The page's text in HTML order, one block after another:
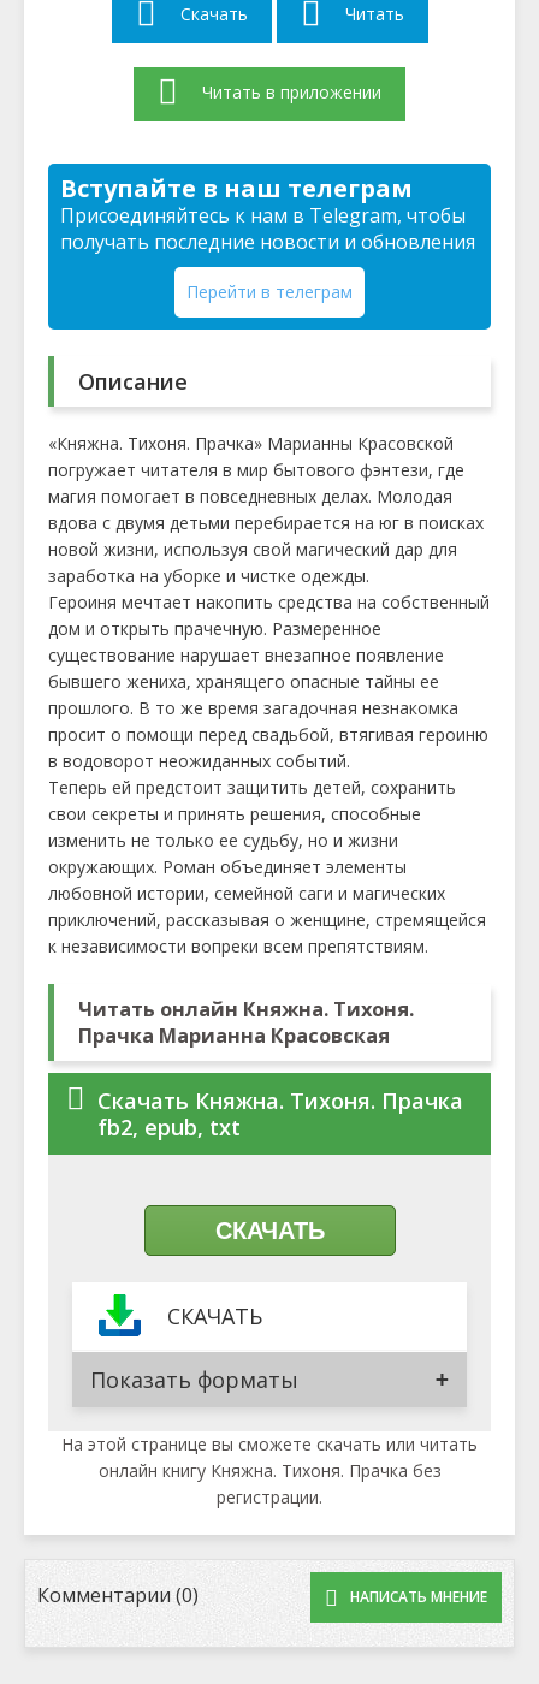
Скачать Читать
Читать в приложении
Вступайте в наш телеграм
Присоединяйтесь к нам в Telegram, чтобы
получать последние новости и обновления
Перейти в телеграм
Описание
«Княжна. Тихоня. Прачка» Марианны Красовской
погружает читателя в мир бытового фэнтези, где
магия помогает в повседневных делах. Молодая
вдова с двумя детьми перебирается на юг в поисках
новой жизни, используя свой магический дар для
заработка на уборке и чистке одежды.
Героиня мечтает накопить средства на собственный
дом и открыть прачечную. Размеренное
существование нарушает внезапное появление
бывшего жениха, хранящего опасные тайны ее
прошлого. В то же время загадочная незнакомка
просит о помощи перед свадьбой, втягивая героиню
в водоворот неожиданных событий.
Теперь ей предстоит защитить детей, сохранить
свои секреты и принять решения, способные
изменить не только ее судьбу, но и жизни
окружающих. Роман объединяет элементы
любовной истории, семейной саги и магических
приключений, рассказывая о женщине, стремящейся
к независимости вопреки всем препятствиям.
Читать онлайн Княжна. Тихоня.
Прачка Марианна Красовская
Скачать Княжна. Тихоня. Прачка
fb2, epub, txt
СКАЧАТЬ
СКАЧАТЬ
Показать форматы
На этой странице вы сможете скачать или читать
онлайн книгу Княжна. Тихоня. Прачка без
регистрации.
Комментарии (0) НАПИСАТЬ МНЕНИЕ